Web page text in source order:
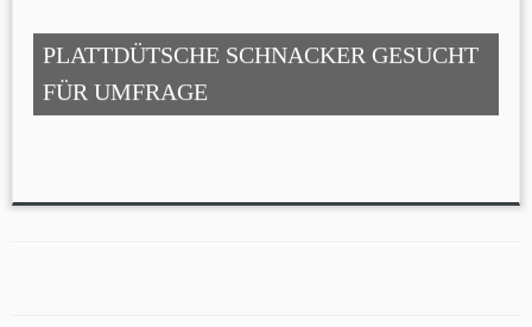
PLATTDÜTSCHE SCHNACKER GESUCHT
FÜR UMFRAGE